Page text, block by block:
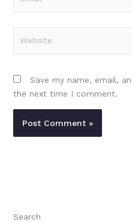
Save my name, email,
the next time I comment.
Search